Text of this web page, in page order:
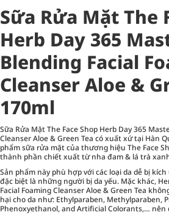
Sữa Rửa Mặt The
Herb Day 365
Blending Facial
Cleanser Aloe &
170ml
Sữa Rửa Mặt The Face Shop Herb Day 365
Cleanser Aloe & Green Tea có xuất xứ tại Hàn
phẩmsữa rửa mặtcủa thương hiệu The Face
thành phần chiết xuất từ nha đam & lá trà
Sản phẩm này phù hợp với các loại da dễ bị
đặc biệt là những người bị da yếu. Mặc khác,
Facial Foaming Cleanser Aloe & Green Tea
hại cho da như: Ethylparaben, Methylparaben,
Phenoxyethanol, and Artificial Colorants,… nên